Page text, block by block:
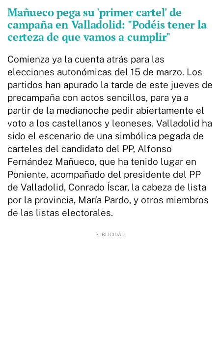
Mañueco pega su 'primer cartel' de
campaña en Valladolid: "Podéis tener la
certeza de que vamos a cumplir"
Comienza ya la cuenta atrás para las
elecciones autonómicas del 15 de marzo. Los
partidos han apurado la tarde de este jueves de
precampaña con actos sencillos, para ya a
partir de la medianoche pedir abiertamente el
voto a los castellanos y leoneses. Valladolid ha
sido el escenario de una simbólica pegada de
carteles del candidato del PP, Alfonso
Fernández Mañueco, que ha tenido lugar en
Poniente, acompañado del presidente del PP
de Valladolid, Conrado Íscar, la cabeza de lista
por la provincia, María Pardo, y otros miembros
de las listas electorales.